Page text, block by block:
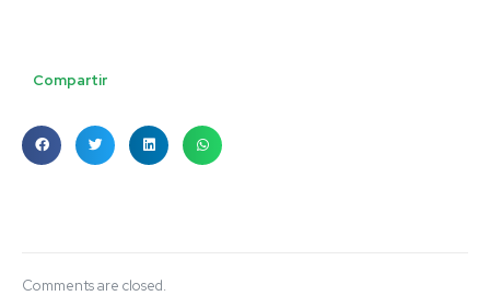
Compartir
Comments are closed.